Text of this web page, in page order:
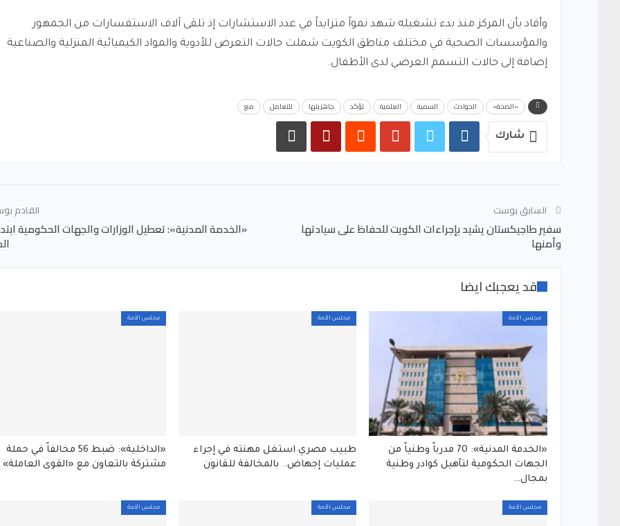
وأفاد بأن المركز منذ بدء تشغيله شهد نمواً متزايداً في عدد الاستشارات إذ تلقى آلاف الاستفسارات من الجمهور
والمؤسسات الصحية في مختلف مناطق الكويت شملت حالات التعرض للأدوية والمواد الكيميائية المنزلية والصناعية
إضافة إلى حالات التسمم العرضي لدى الأطفال.
«الصحة» الحوادث السمية العلمية تؤكد جاهزيتها للتعامل مع
شارك
السابق بوست
سفير طاجيكستان يشيد بإجراءات الكويت للحفاظ على سيادتها
وأمنها
القادم
«الخدمة المدنية»: تعطيل الوزارات والجهات الحكومية
قد يعجبك ايضا
مجلس الأمة
«الخدمة المدنية»: 70 مدرباً وطنياً من
الجهات الحكومية لتأهيل كوادر وطنية
بمجال…
مجلس الأمة
طبيب مصري استغل مهنته في إجراء
عمليات إجهاض.. بالمخالفة للقانون
مجلس الأمة
«الداخلية»: ضبط 56 مخالفاً في حملة
مشتركة بالتعاون مع «القوى العاملة»
مجلس الأمة مجلس الأمة مجلس الأمة